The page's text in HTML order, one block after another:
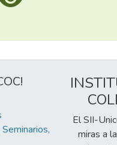
El SII-
miras a